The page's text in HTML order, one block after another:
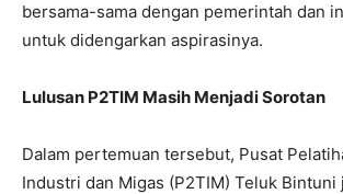
bersama-sama dengan pemerintah dan
untuk didengarkan aspirasinya.
Lulusan P2TIM Masih Menjadi Sorotan
Dalam pertemuan tersebut, Pusat
Industri dan Migas (P2TIM) Teluk Bintuni